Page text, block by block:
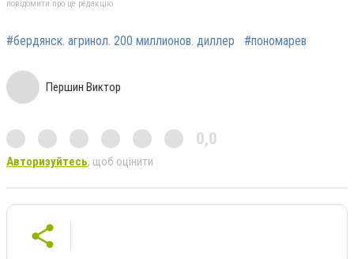
повідомити про це редакцію
#бердянск. агринол. 200 миллионов. диллер #пономарев
Першин Виктор
0,0
Авторизуйтесь, щоб оцінити